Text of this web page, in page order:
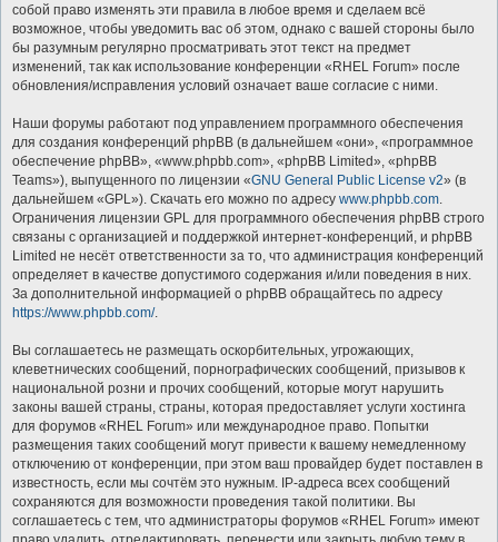
собой право изменять эти правила в любое время и сделаем всё
возможное, чтобы уведомить вас об этом, однако с вашей стороны было
бы разумным регулярно просматривать этот текст на предмет
изменений, так как использование конференции «RHEL Forum» после
обновления/исправления условий означает ваше согласие с ними.
Наши форумы работают под управлением программного обеспечения
для создания конференций phpBB (в дальнейшем «они», «программное
обеспечение phpBB», «www.phpbb.com», «phpBB Limited», «phpBB
Teams»), выпущенного по лицензии «GNU General Public License v2» (в
дальнейшем «GPL»). Скачать его можно по адресу www.phpbb.com.
Ограничения лицензии GPL для программного обеспечения phpBB строго
связаны с организацией и поддержкой интернет-конференций, и phpBB
Limited не несёт ответственности за то, что администрация конференций
определяет в качестве допустимого содержания и/или поведения в них.
За дополнительной информацией о phpBB обращайтесь по адресу
https://www.phpbb.com/.
Вы соглашаетесь не размещать оскорбительных, угрожающих,
клеветнических сообщений, порнографических сообщений, призывов к
национальной розни и прочих сообщений, которые могут нарушить
законы вашей страны, страны, которая предоставляет услуги хостинга
для форумов «RHEL Forum» или международное право. Попытки
размещения таких сообщений могут привести к вашему немедленному
отключению от конференции, при этом ваш провайдер будет поставлен в
известность, если мы сочтём это нужным. IP-адреса всех сообщений
сохраняются для возможности проведения такой политики. Вы
соглашаетесь с тем, что администраторы форумов «RHEL Forum» имеют